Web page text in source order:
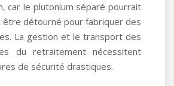
car le plutonium séparé pourrait
détourné pour fabriquer des
La gestion et le transport des
du retraitement nécessitent
de sécurité drastiques.